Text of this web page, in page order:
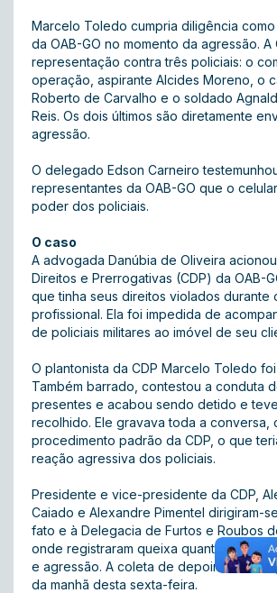
Marcelo Toledo cumpria diligência
da OAB-GO no momento da agressão. A
representação contra três policiais: o
operação, aspirante Alcides Moreno, o
Roberto de Carvalho e o soldado
Reis. Os dois últimos são diretamente
agressão.
O delegado Edson Carneiro
representantes da OAB-GO que o
poder dos policiais.
O caso
A advogada Danúbia de Oliveira
Direitos e Prerrogativas (CDP) da OAB-
que tinha seus direitos violados durante
profissional. Ela foi impedida de
de policiais militares ao imóvel de seu
O plantonista da CDP Marcelo Toledo
Também barrado, contestou a conduta
presentes e acabou sendo detido e
recolhido. Ele gravava toda a conversa,
procedimento padrão da CDP, o que
reação agressiva dos policiais.
Presidente e vice-presidente da CDP,
Caiado e Alexandre Pimentel dirigiram-
fato e à Delegacia de Furtos e Roubos
onde registraram queixa quanto ao
e agressão. A coleta de depoimentos
da manhã desta sexta-feira.